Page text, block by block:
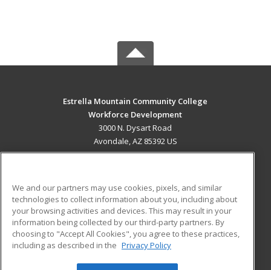
Estrella Mountain Community College
Workforce Development
3000 N. Dysart Road
Avondale, AZ 85392 US
ADDITIONAL RESOURCES
Military
Financial Assistance
Help
Student Blog
We and our partners may use cookies, pixels, and similar
technologies to collect information about you, including about
your browsing activities and devices. This may result in your
information being collected by our third-party partners. By
choosing to "Accept All Cookies", you agree to these practices,
including as described in the Privacy Policy